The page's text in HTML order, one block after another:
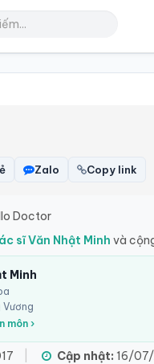
Zalo Copy link
Doctor
sĩ Văn Nhật Minh và
Minh
Vương
môn ›
Cập nhật: 16/